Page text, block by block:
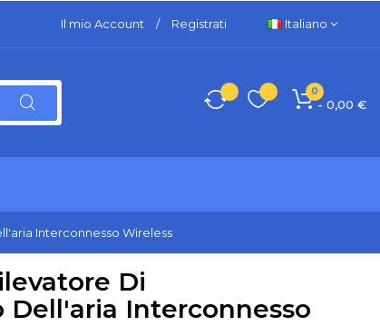
Il mio Account / Registrati Italiano
0
- 0,00 €
Interconnesso Wireless
Di
Interconnesso